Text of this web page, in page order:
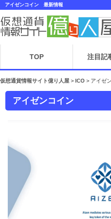
アイゼンコイン 最新情報
TOP 注目記
仮想通貨情報サイト億り人屋 > ICO > アイゼ
アイゼンコイン